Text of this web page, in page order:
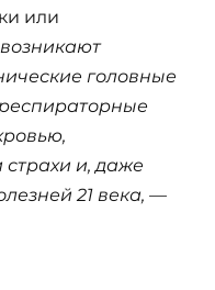
или
головные
и, даже
21 века, —